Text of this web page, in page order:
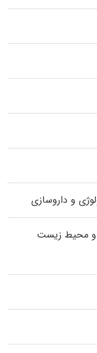
و داروسازی
و محیط زیست